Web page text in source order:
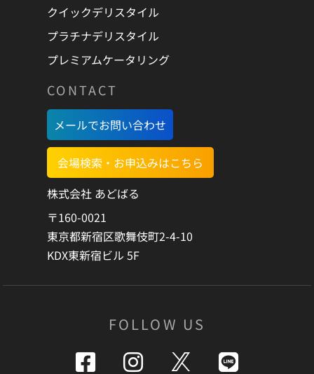
切の損害について当社は一切の責任を負いません。
のトラブルによる損害について当社は一切の責任を負いませ
ルポリシー、注意事項に違反した際に発生した一切の損害に
ついて当社は一切の責任を負いません。
・当社は、以下のいずれかに該当する場合には、利用者に事
前に通知することなく、本サービスの利用の全部または一部
を停止または中断する場合があります。
は保守作業を定期的または緊急に行う場合
・② コンピューター、通信回線等が事故により停止した場合
・③ 火災、停電、天災地変などの不可抗力により本サービス
の運営ができなくなった場合
たは停止、本サービスとの連携の停止、仕様変更等が生じた
・⑤ 本サービスの提供に必要な設備の障害等により本サービ
クイックデリスタイル
プラチナデリスタイル
プレミアムケータリング
CONTACT
メールでお問い合わせ
会場検索・お申込みはこちら
株式会社 あどばる
〒160-0021
東京都新宿区歌舞伎町2-4-10
KDX東新宿ビル 5F
FOLLOW US